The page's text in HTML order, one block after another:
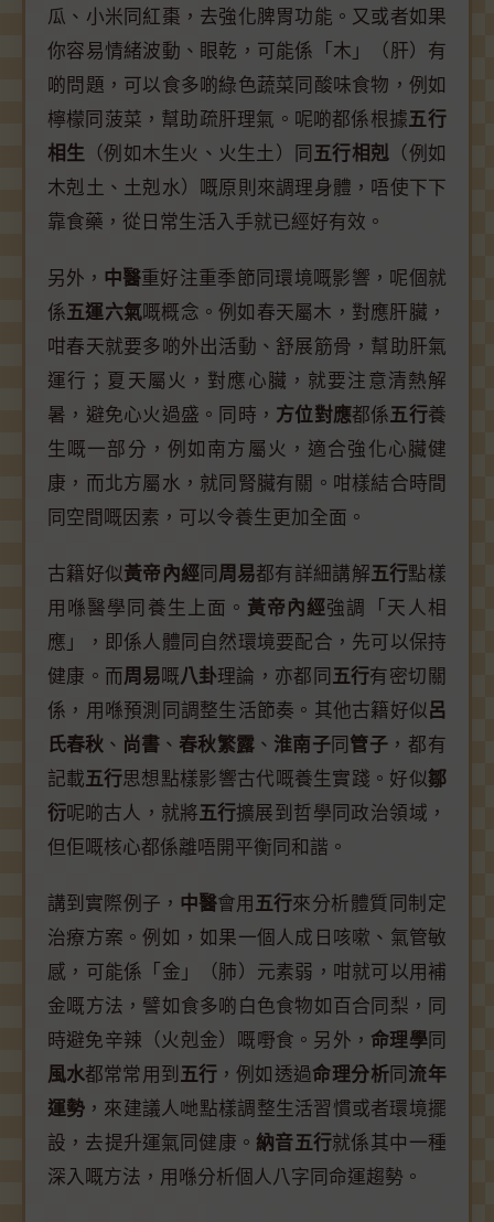
瓜、小米同紅棗，去強化脾胃功能。又或者如果
你容易情緒波動、眼乾，可能係「木」（肝）有
啲問題，可以食多啲綠色蔬菜同酸味食物，例如
檸檬同菠菜，幫助疏肝理氣。呢啲都係根據五行
相生 （例如木生火、火生土）同 五行相剋 （例如
木剋土、土剋水）嘅原則來調理身體，唔使下下
靠食藥，從日常生活入手就已經好有效。
另外， 中醫重好注重季節同環境嘅影響，呢個就
係五運六氣嘅概念。例如春天屬木，對應肝臟，
咁春天就要多啲外出活動、舒展筋骨，幫助肝氣
運行；夏天屬火，對應心臟，就要注意清熱解
暑，避免心火過盛。同時， 方位對應都係五行養
生嘅一部分，例如南方屬火，適合強化心臟健
康，而北方屬水，就同腎臟有關。咁樣結合時間
同空間嘅因素，可以令養生更加全面。
古籍好似黃帝內經 同 周易都有詳細講解五行點樣
用喺醫學同養生上面。 黃帝內經強調「天人相
應」，即係人體同自然環境要配合，先可以保持
健康。而周易嘅八卦理論，亦都同 五行有密切關
係，用喺預測同調整生活節奏。其他古籍好似呂
氏春秋 、 尚書 、 春秋繁露 、 淮南子 同 管子 ，都有
記載五行思想點樣影響古代嘅養生實踐。好似鄒
衍呢啲古人，就將五行擴展到哲學同政治領域，
但佢嘅核心都係離唔開平衡同和諧。
講到實際例子， 中醫會用 五行來分析體質同制定
治療方案。例如，如果一個人成日咳嗽、氣管敏
感，可能係「金」（肺）元素弱，咁就可以用補
金嘅方法，譬如食多啲白色食物如百合同梨，同
時避免辛辣（火剋金）嘅嘢食。另外， 命理學 同
風水都常常用到 五行 ，例如透過命理分析 同 流年
運勢 ，來建議人哋點樣調整生活習慣或者環境擺
設，去提升運氣同健康。 納音五行就係其中一種
深入嘅方法，用喺分析個人八字同命運趨勢。